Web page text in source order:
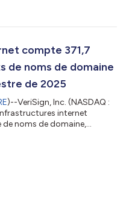
avec 378,5 millions
soit une augmentation de
compte 371,7
de noms de domaine
de 2025
)--VeriSign, Inc. (NASDAQ :
internet
de noms de domaine,
de premier rang (TLD),
d'enregistrements de